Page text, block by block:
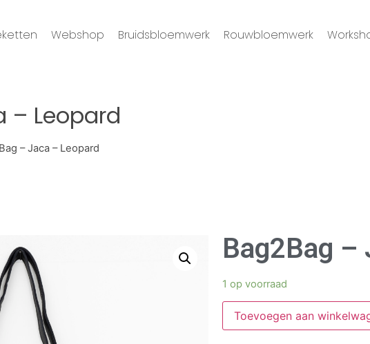
Webshop Bruidsbloemwerk Rouwbloemwerk
– Leopard
– Jaca – Leopard
Bag2Bag –
1 op voorraad
Toevoegen aan